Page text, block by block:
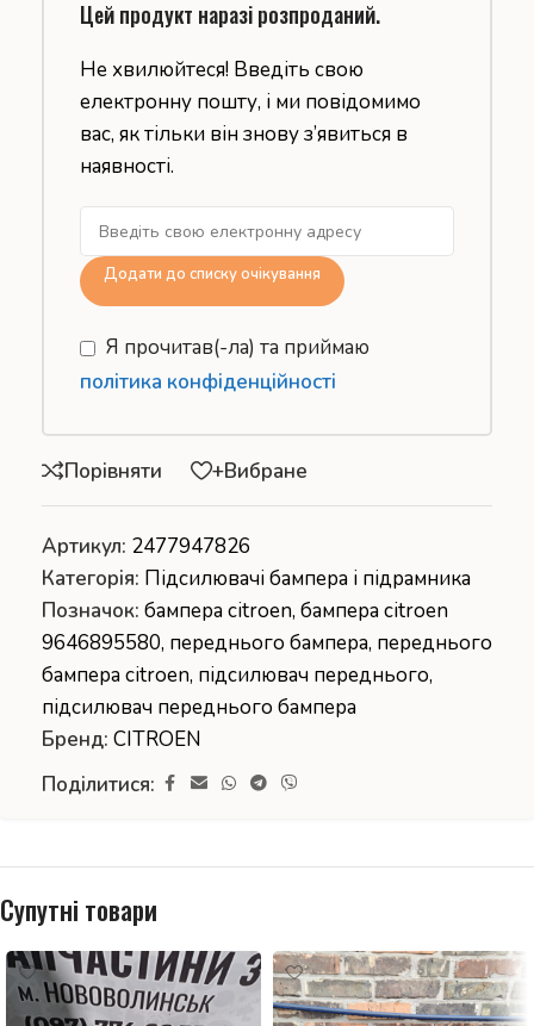
Цей продукт наразі розпроданий.
Не хвилюйтеся! Введіть свою
електронну пошту, і ми повідомимо
вас, як тільки він знову з’явиться в
наявності.
Додати до списку очікування
Я прочитав(-ла) та приймаю
політика конфіденційності
Порівняти +Вибране
Артикул: 2477947826
Категорія: Підсилювачі бампера і підрамника
Позначок: бампера citroen, бампера citroen
9646895580, переднього бампера, переднього
бампера citroen, підсилювач переднього,
підсилювач переднього бампера
Бренд: CITROEN
Поділитися:
Супутні товари